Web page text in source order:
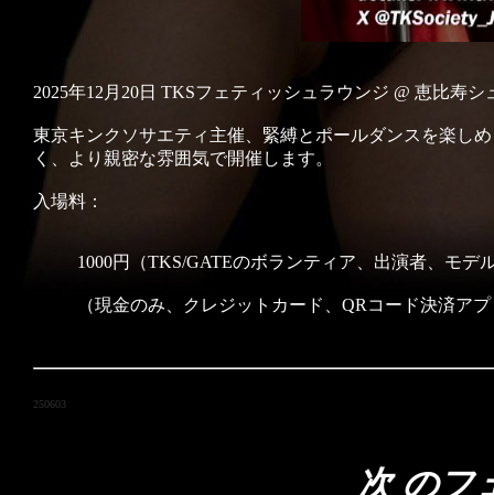
2025年12月20日 TKSフェティッシュラウンジ @ 恵比寿シ
東京キンクソサエティ主催、緊縛とポールダンスを楽し
く、より親密な雰囲気で開催します。
入場料：
1000円（TKS/GATEのボランティア、出演者、モデ
（現金のみ、クレジットカード、QRコード決済ア
250603
次 のフ